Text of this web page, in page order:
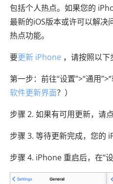
包括个人热点。如果您的
最新的iOS版本或许可以解决
热点功能。
要更新 iPhone ，请按照以下
第一步：前往“设置”>“通用
软件更新界面？）
步骤 2. 如果有可用更新，请点
步骤 3. 等待更新完成，您的
步骤 4. iPhone 重启后，在“